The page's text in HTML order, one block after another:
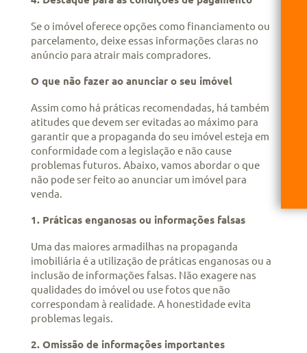
Se o imóvel oferece opções como financiamento ou
parcelamento, deixe essas informações claras no
anúncio para atrair mais compradores.
O que não fazer ao anunciar o seu imóvel
Assim como há práticas recomendadas, há também
atitudes que devem ser evitadas ao máximo para
garantir que a propaganda do seu imóvel esteja em
conformidade com a legislação e não cause
problemas futuros. Abaixo, vamos abordar o que
não pode ser feito ao anunciar um imóvel para
venda.
1. Práticas enganosas ou informações falsas
Uma das maiores armadilhas na propaganda
imobiliária é a utilização de práticas enganosas ou a
inclusão de informações falsas. Não exagere nas
qualidades do imóvel ou use fotos que não
correspondam à realidade. A honestidade evita
problemas legais.
2. Omissão de informações importantes